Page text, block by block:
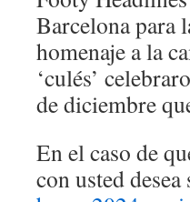
Barcelona para
homenaje a la
‘culés’
de diciembre
En el caso de
con usted